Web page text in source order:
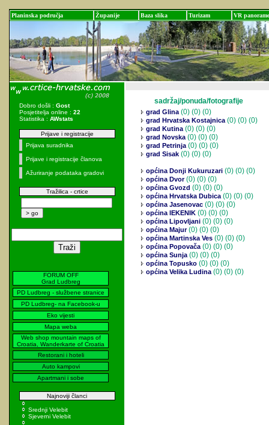
Planinska područja Županije Baza slika Turizam VR panorame
Dobro došli : Gost
Posjetitelja online : 22
Statistika : AWstats
Prijave i registracije
Prijava suradnika
Prijave i registracije članova
Ažuriranje podataka gradovi
Tražilica - crtice
FORUM OFF
Grad Ludbreg
PD Ludbreg - službene stranice
PD Ludbreg- na Facebook-u
Eko vijesti
Mapa weba
Web shop mountain maps of
Croatia, Wanderkarte of Croatia
Restorani i hoteli
Auto kampovi
Apartmani i sobe
Najnoviji članci
Srednji Velebit
Sjeverni Velebit
sadržaj/ponuda/fotografije
grad Glina(0) (0) (0)
grad Hrvatska Kostajnica(0) (0) (0)
grad Kutina(0) (0) (0)
grad Novska(0) (0) (0)
grad Petrinja(0) (0) (0)
grad Sisak (0) (0) (0)
općina Donji Kukuruzari (0) (0) (0)
općina Dvor(0) (0) (0)
općina Gvozd (0) (0) (0)
općina Hrvatska Dubica(0) (0) (0)
općina Jasenovac (0) (0) (0)
općina lEKENIK (0) (0) (0)
općina Lipovljani (0) (0) (0)
općina Majur(0) (0) (0)
općina Martinska Ves (0) (0) (0)
općina Popovača(0) (0) (0)
općina Sunja(0) (0) (0)
općina Topusko (0) (0) (0)
općina Velika Ludina(0) (0) (0)